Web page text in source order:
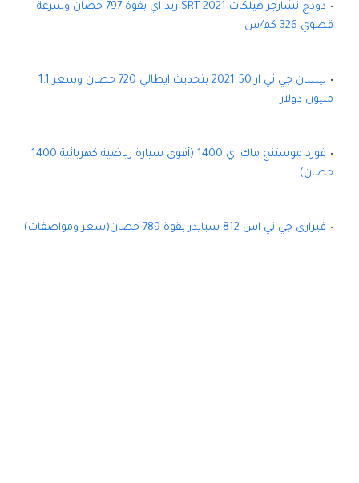
دودج تشارجر هيلكات SRT 2021 ريد اي بقوة 797 حصان وسرعة
قصوي 326 كم/س
نيسان جي تي ار 50 2021 بتحديث ايطالي 720 حصان وسعر 1.1
مليون دولار
فورد موستنج ماك اي 1400 (أقوى سيارة رياضية كهربائية 1400
حصان)
فيرارى جي تي اس 812 سبايدر بقوة 789 حصان(سعر ومواصفات)